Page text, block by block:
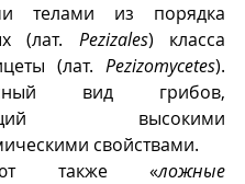
телами из порядка
(лат. Pezizales) класса
(лат. Pezizomycetes).
вид грибов,
высокими
свойствами.
также «ложные